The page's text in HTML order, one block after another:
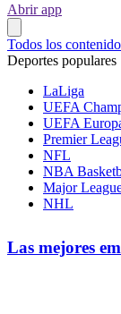
Abrir app
Todos los
Deportes populares
LaLiga
UEFA
UEFA
Premier
NFL
NBA
Major
NHL
Las mejores